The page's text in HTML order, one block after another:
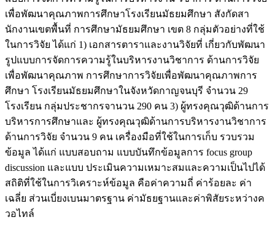
เพื่อพัฒนาคุณภาพการศึกษาโรงเรียนมัธยมศึกษา สังกัดสา
นักงานเขตพื้นที่ การศึกษามัธยมศึกษา เขต 8 กลุ่มตัวอย่างที่ใช้
ในการวิจัย ได้แก่ 1) เอกสารตาราและงานวิจัยที่ เกี่ยวกับพัฒนา
รูปแบบการจัดการความรู้ในบริหารงานวิชาการ ด้านการวิจัย
เพื่อพัฒนาคุณภาพ การศึกษาการวิจัยเพื่อพัฒนาคุณภาพการ
ศึกษา โรงเรียนมัธยมศึกษาในจังหวัดกาญจนบุรี จำนวน 29
โรงเรียน กลุ่มประชากรจานวน 290 คน 3) ผู้ทรงคุณวุฒิด้านการ
บริหารการศึกษาและ ผู้ทรงคุณวุฒิด้านการบริหารงานวิชาการ
ด้านการวิจัย จำนวน 9 คน เครื่องมือที่ใช้ในการเก็บ รวบรวม
ข้อมูล ได้แก่ แบบสอบถาม แบบบันทึกข้อมูลการ focus group
discussion และแบบ ประเมินความเหมาะสมและความเป็นไปได้
สถิติที่ใช้ในการวิเคราะห์ข้อมูล คือค่าความถี่ ค่าร้อยละ ค่า
เฉลี่ย ส่วนเบี่ยงเบนมาตรฐาน ค่ามัธยฐานและค่าพิสัยระหว่างค
วอไทล์